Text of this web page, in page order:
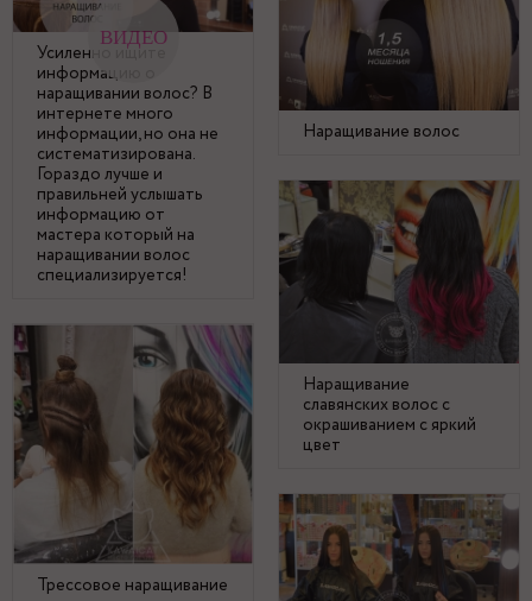
Наращивание волос
Усиленно ищите
информацию о
наращивании волос? В
интернете много
информации, но она не
систематизирована.
Гораздо лучше и
правильней услышать
информацию от
мастера который на
наращивании волос
специализируется!
Наращивание
славянских волос с
окрашиванием с яркий
цвет
Трессовое наращивание